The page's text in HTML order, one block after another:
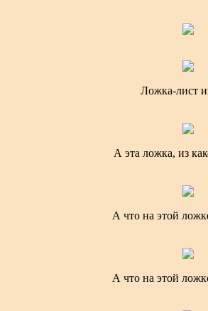
Ложка-лист
А эта ложка, из
А что на этой
А что на этой